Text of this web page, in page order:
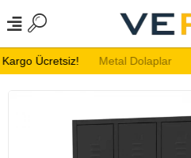
Ücretsiz! Metal Dolaplar